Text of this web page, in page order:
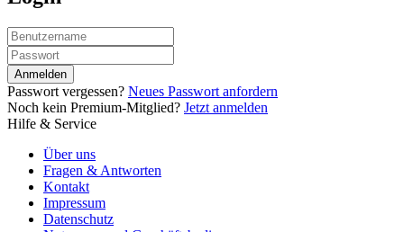
Anmelden
Passwort vergessen? Neues Passwort anfordern
Noch kein Premium-Mitglied? Jetzt anmelden
Hilfe & Service
Über uns
Fragen & Antworten
Kontakt
Impressum
Datenschutz